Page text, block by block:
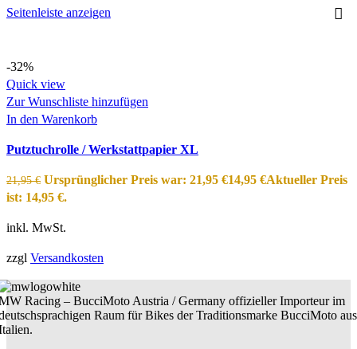
Seitenleiste anzeigen
-32%
Quick view
Zur Wunschliste hinzufügen
In den Warenkorb
Putztuchrolle / Werkstattpapier XL
21,95€ Ursprünglicher Preis war: 21,95 €14,95 €Aktueller Preis
ist: 14,95 €.
inkl. MwSt.
zzgl Versandkosten
Racing – BucciMoto Austria / Germany offizieller Importeur im
Raum für Bikes der Traditionsmarke BucciMoto aus